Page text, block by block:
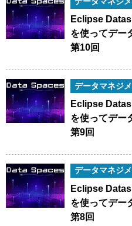
Eclipse
を使ってデー
第10回
データマネジ
Eclipse
を使ってデー
第9回
データマネジ
Eclipse
を使ってデー
第8回